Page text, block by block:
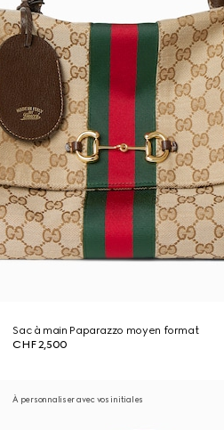
Sac à main Paparazzo moyen format
CHF 2,500
À personnaliser avec vos initiales